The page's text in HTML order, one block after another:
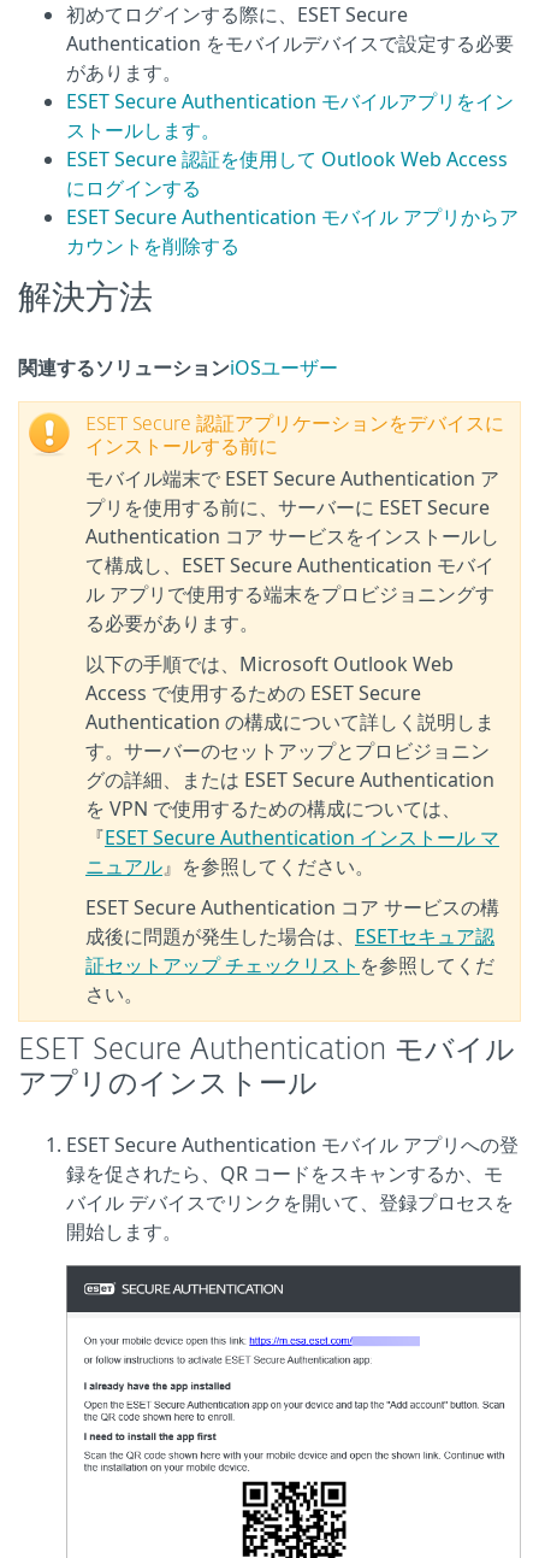
初めてログインする際に、ESET Secure
Authentication をモバイルデバイスで設定する必要
があります。
ESET Secure Authentication モバイルアプリをイン
ストールします。
ESET Secure 認証を使用して Outlook Web Access
にログインする
ESET Secure Authentication モバイル アプリからア
カウントを削除する
解決方法
関連するソリューションiOSユーザー
ESET Secure 認証アプリケーションをデバイスに
インストールする前に
モバイル端末で ESET Secure Authentication ア
プリを使用する前に、サーバーに ESET Secure
Authentication コア サービスをインストールし
て構成し、ESET Secure Authentication モバイ
ル アプリで使用する端末をプロビジョニングす
る必要があります。
以下の手順では、Microsoft Outlook Web
Access で使用するための ESET Secure
Authentication の構成について詳しく説明しま
す。サーバーのセットアップとプロビジョニン
グの詳細、または ESET Secure Authentication
を VPN で使用するための構成については、
『ESET Secure Authentication インストール マ
ニュアル』を参照してください。
ESET Secure Authentication コア サービスの構
成後に問題が発生した場合は、 ESETセキュア認
証セットアップ チェックリスト を参照してくだ
さい。
ESET Secure Authentication モバイル
アプリのインストール
ESET Secure Authentication モバイル アプリへの登
録を促されたら、QR コードをスキャンするか、モ
バイル デバイスでリンクを開いて、登録プロセスを
開始します。